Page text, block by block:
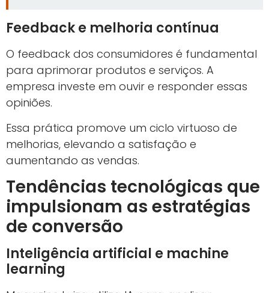
Feedback e melhoria contínua
O feedback dos consumidores é fundamental
para aprimorar produtos e serviços. A
empresa investe em ouvir e responder essas
opiniões.
Essa prática promove um ciclo virtuoso de
melhorias, elevando a satisfação e
aumentando as vendas.
Tendências tecnológicas que
impulsionam as estratégias
de conversão
Inteligência artificial e machine
learning